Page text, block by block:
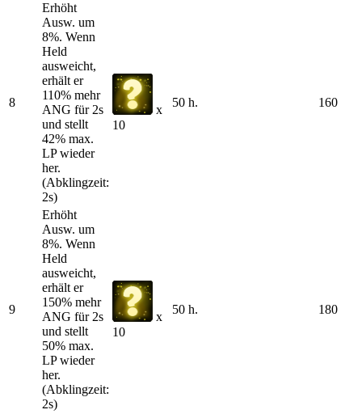
8
Erhöht
Ausw. um
8%. Wenn
Held
ausweicht,
erhält er
110% mehr
ANG für 2s
und stellt
42% max.
LP wieder
her.
(Abklingzeit:
2s)
x
10
50 h. 160
9
Erhöht
Ausw. um
8%. Wenn
Held
ausweicht,
erhält er
150% mehr
ANG für 2s
und stellt
50% max.
LP wieder
her.
(Abklingzeit:
2s)
x
10
50 h. 180